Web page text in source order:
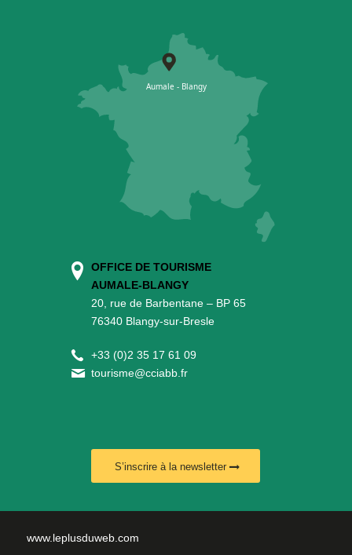
OFFICE DE TOURISME
AUMALE-BLANGY
20, rue de Barbentane – BP 65
76340 Blangy-sur-Bresle
+33 (0)2 35 17 61 09
tourisme@cciabb.fr
S’inscrire à la newsletter
www.leplusduweb.com